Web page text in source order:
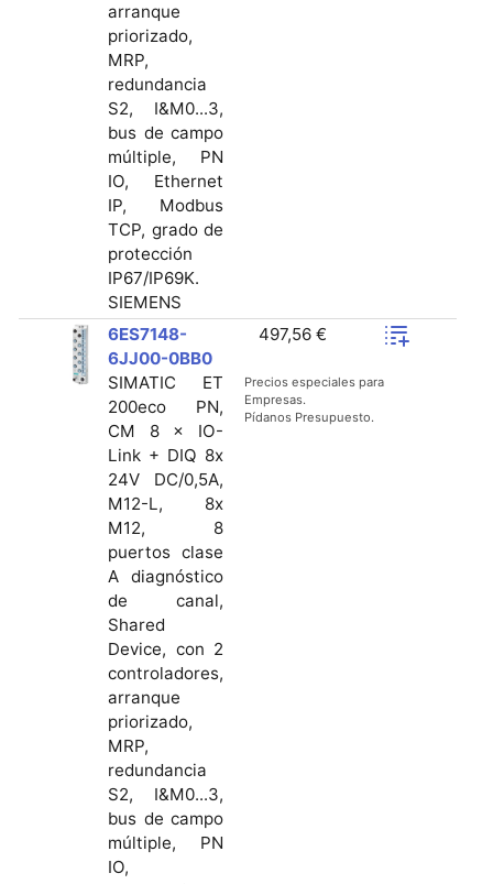
arranque
priorizado,
MRP,
redundancia
S2, I&M0...3,
bus de campo
múltiple, PN
IO, Ethernet
IP, Modbus
TCP, grado de
protección
IP67/IP69K.
SIEMENS
6ES7148-
6JJ00-0BB0
497,56 €
SIMATIC ET
200eco PN,
CM 8 × IO-
Link + DIQ 8x
24V DC/0,5A,
M12-L, 8x
M12, 8
puertos clase
A diagnóstico
de canal,
Shared
Device, con 2
controladores,
arranque
priorizado,
MRP,
redundancia
S2, I&M0...3,
bus de campo
múltiple, PN
IO,
Precios especiales para
Empresas.
Pídanos Presupuesto.